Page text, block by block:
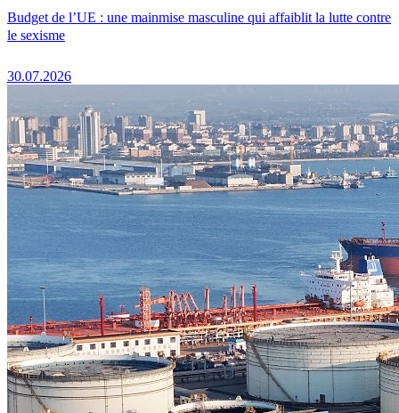
Budget de l’UE : une mainmise masculine qui affaiblit la lutte contre
le sexisme
30.07.2026